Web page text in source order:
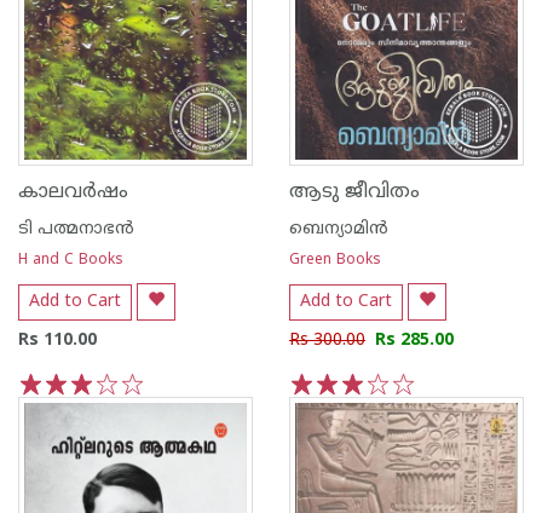
കാലവര്‍ഷം
ടി പത്മനാഭന്‍
H and C Books
Add to Cart
Rs 110.00
5
4
3
2
1
ആടു ജീവിതം
ബെന്യാമിന്‍
Green Books
Add to Cart
Rs 300.00 Rs 285.00
5
4
3
2
1